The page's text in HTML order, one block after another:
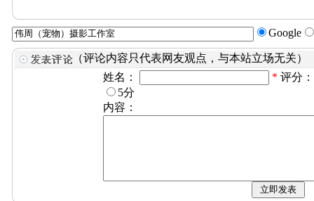
Google
（评论内容只代表网友观点，与本站立场无关）
姓名：
* 评分
5分
内容：